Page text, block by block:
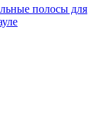
полосы для